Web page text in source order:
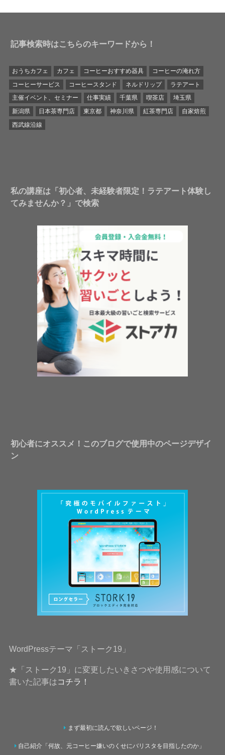
記事検索時はこちらのキーワードから！
おうちカフェ カフェ コーヒーおすすめ器具
コーヒーの淹れ方
コーヒーサービス
コーヒースタンド ネルドリップ
ラテアート
主催イベント、セミナー
仕事実績 千葉県 喫茶店
埼玉県
新潟県
日本茶専門店 東京都 神奈川県 紅茶専門店
自家焙煎
西武線沿線
私の講座は「初心者、未経験者限定！ラテアート体験し
てみませんか？」で検索
初心者にオススメ！このブログで使用中のページデザイ
ン
WordPressテーマ「ストーク19」
★「ストーク19」に変更したいきさつや使用感について
書いた記事はコチラ！
まず最初に読んで欲しいページ！
自己紹介「何故、元コーヒー嫌いのくせにバリスタを目指したのか」